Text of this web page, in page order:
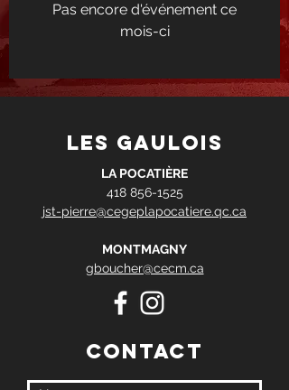
Pas encore d'événement ce
mois-ci
les gaulois
LA POCATIÈRE
418 856-1525
jst-pierre@cegeplapocatiere.qc.ca
MONTMAGNY
gboucher@cecm.ca
Contact